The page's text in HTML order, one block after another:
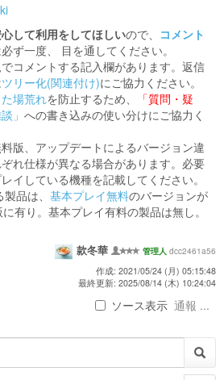
して利用をしてほしいので、 コメント
ず一度、 目を通してください。
コメントする記入欄があります。返信
ツリー化(関連付け)にご協力ください。
場荒れを防止するため、
「質問・疑
談」への書き込みの使い分けにご協力く
版、アップデートによるバージョン違
れ仕様が異なる場合があります。必要
イしている機種を記載してください。
製品は、基本プレイ無料のバージョンが
有り。基本プレイ有料の製品は無し。
款冬華 管理人 dcc2461a56
作成: 2021/05/24 (月) 05:15:48
最終更新: 2025/08/14 (木) 10:24:04
ソース表示 通報 ...